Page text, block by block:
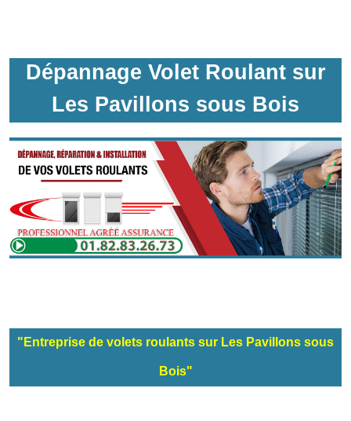
Dépannage Volet Roulant sur
Les Pavillons sous Bois
"Entreprise de volets roulants sur Les Pavillons sous
Bois"